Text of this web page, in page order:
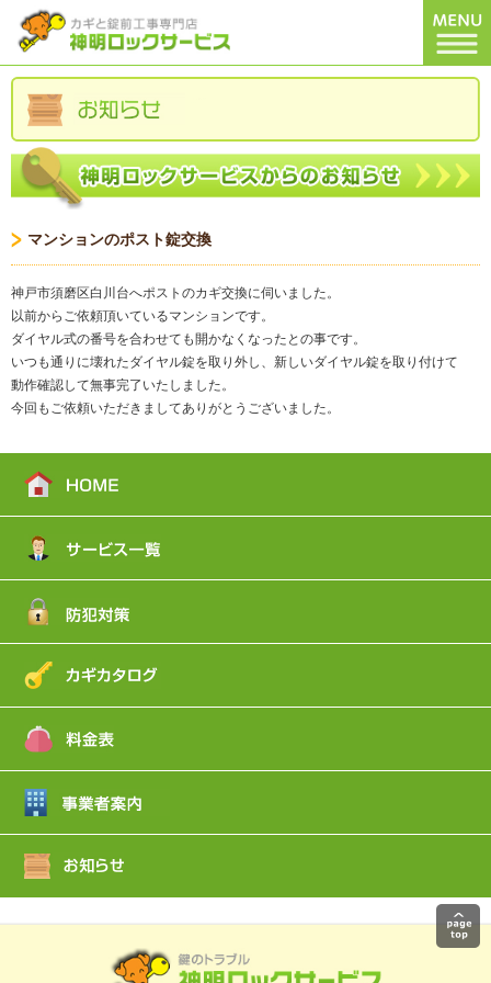
マンションのポスト錠交換
神戸市須磨区白川台へポストのカギ交換に伺いました。
以前からご依頼頂いているマンションです。
ダイヤル式の番号を合わせても開かなくなったとの事です。
いつも通りに壊れたダイヤル錠を取り外し、新しいダイヤル錠を取り付けて
動作確認して無事完了いたしました。
今回もご依頼いただきましてありがとうございました。